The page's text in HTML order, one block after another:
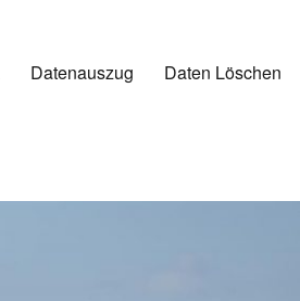
Datenauszug
Daten Löschen